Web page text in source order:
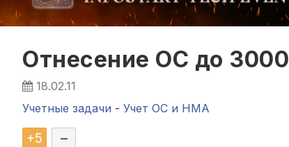
Отнесение ОС до 3000
18.02.11
Учетные задачи - Учет ОС и НМА
+5 –